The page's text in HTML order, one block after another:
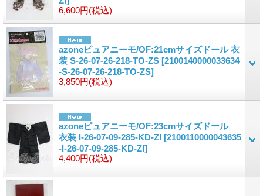
6,600円(税込)
azoneピュアニーモ/OF:21cmサイズドール 衣
装 S-26-07-26-218-TO-ZS [2100140000033634
-S-26-07-26-218-TO-ZS]
3,850円(税込)
azoneピュアニーモ/OF:23cmサイズドール
衣装 I-26-07-09-285-KD-ZI [2100110000043635
-I-26-07-09-285-KD-ZI]
4,400円(税込)